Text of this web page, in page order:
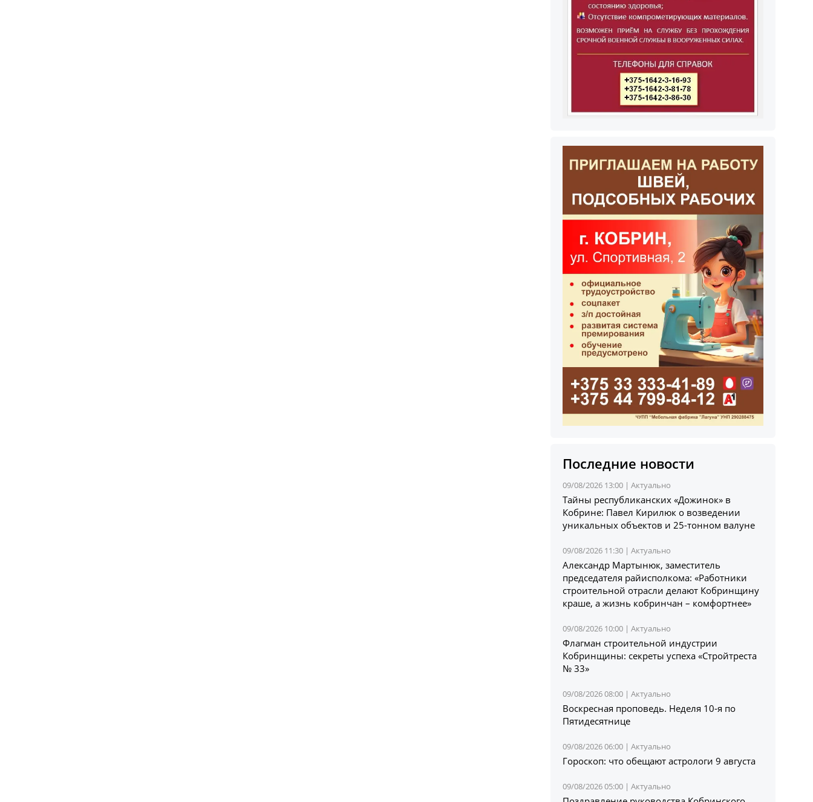
Последние новости
09/08/2026 13:00 |Актуально
Тайны республиканских «Дожинок» в
Кобрине: Павел Кирилюк о возведении
уникальных объектов и 25-тонном валуне
09/08/2026 11:30 |Актуально
Александр Мартынюк, заместитель
председателя райисполкома: «Работники
строительной отрасли делают Кобринщину
краше, а жизнь кобринчан – комфортнее»
09/08/2026 10:00 |Актуально
Флагман строительной индустрии
Кобринщины: секреты успеха «Стройтреста
№ 33»
09/08/2026 08:00 |Актуально
Воскресная проповедь. Неделя 10-я по
Пятидесятнице
09/08/2026 06:00 |Актуально
Гороскоп: что обещают астрологи 9 августа
09/08/2026 05:00 |Актуально